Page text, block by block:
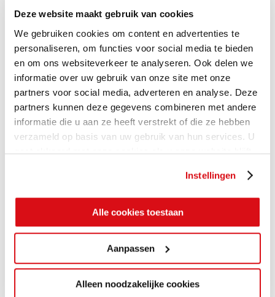
Deze website maakt gebruik van cookies
We gebruiken cookies om content en advertenties te
personaliseren, om functies voor social media te bieden
en om ons websiteverkeer te analyseren. Ook delen we
informatie over uw gebruik van onze site met onze
partners voor social media, adverteren en analyse. Deze
partners kunnen deze gegevens combineren met andere
informatie die u aan ze heeft verstrekt of die ze hebben
verzameld op basis van uw gebruik van hun services. U
gaat akkoord met onze cookies als u onze website blijft
Instellingen
Alle cookies toestaan
Aanpassen
Alleen noodzakelijke cookies